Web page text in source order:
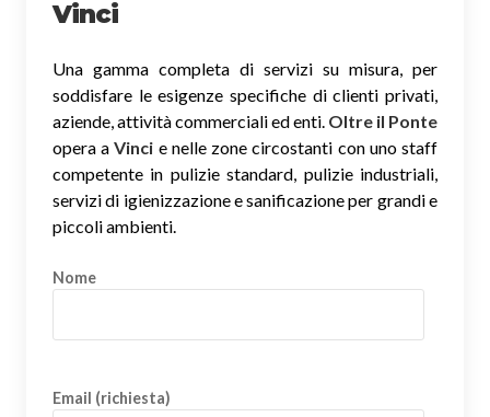
Vinci
Una gamma completa di servizi su misura, per
soddisfare le esigenze specifiche di clienti privati,
aziende, attività commerciali ed enti. Oltre il Ponte
opera aVinci e nelle zone circostanti con uno staff
competente in pulizie standard, pulizie industriali,
servizi di igienizzazione e sanificazione per grandi e
piccoli ambienti.
Nome
Email (richiesta)